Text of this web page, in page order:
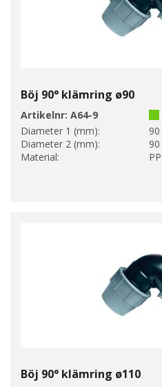
Böj 90° klämring ø90
Artikelnr: A64-9
Diameter 1 (mm):
90
Diameter 2 (mm):
90
Material:
PP
Böj 90° klämring ø110